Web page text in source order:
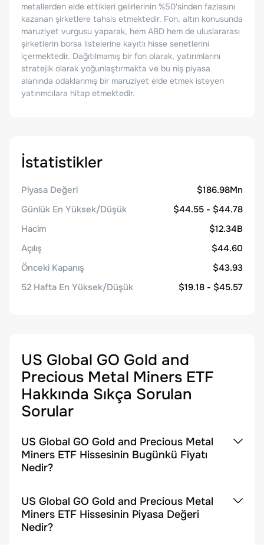
metallerden elde ettikleri gelirlerinin %50'sinden fazlasını
kazanan şirketlere tahsis etmektedir. Fon, altın konusunda
maruziyet vurgusu yaparak, hem ABD hem de uluslararası
şirketlerin borsa listelerine kayıtlı hisse senetlerini
içermektedir. Dağıtılmamış bir fon olarak, yatırımlarını
stratejik olarak yoğunlaştırmakta ve bu niş piyasa
alanında odaklanmış bir maruziyet elde etmek isteyen
yatırımcılara hitap etmektedir.
İstatistikler
Piyasa Değeri
$186.98Mn
Günlük En Yüksek/Düşük
$44.55 - $44.78
Hacim
$12.34B
Açılış
$44.60
Önceki Kapanış
$43.93
52 Hafta En Yüksek/Düşük
$19.18 - $45.57
US Global GO Gold and
Precious Metal Miners ETF
Hakkında Sıkça Sorulan
Sorular
US Global GO Gold and Precious Metal
Miners ETF Hissesinin Bugünkü Fiyatı
Nedir?
US Global GO Gold and Precious Metal
Miners ETF Hissesinin Piyasa Değeri
Nedir?